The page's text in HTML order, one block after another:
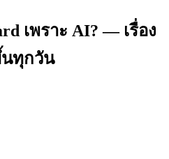
เพราะ AI? — เรื่อง
ทุกวัน